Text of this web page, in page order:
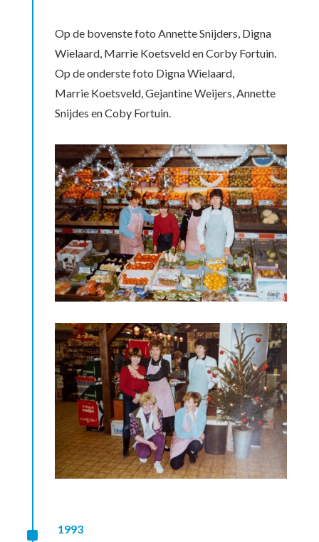
Op de bovenste foto Annette Snijders, Digna
Wielaard, Marrie Koetsveld en Corby Fortuin.
Op de onderste foto Digna Wielaard,
Marrie Koetsveld, Gejantine Weijers, Annette
Snijdes en Coby Fortuin.
^ 1993